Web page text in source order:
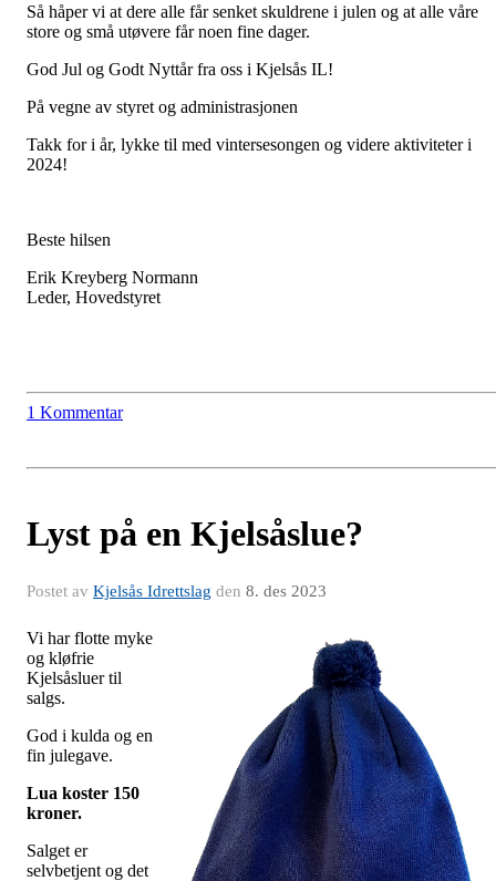
Så håper vi at dere alle får senket skuldrene i julen og at alle våre
store og små utøvere får noen fine dager.
God Jul og Godt Nyttår fra oss i Kjelsås IL!
På vegne av styret og administrasjonen
Takk for i år, lykke til med vintersesongen og videre aktiviteter i
2024!
Beste hilsen
Erik Kreyberg Normann
Leder, Hovedstyret
1 Kommentar
Lyst på en Kjelsåslue?
Postet av Kjelsås Idrettslag den 8. des 2023
Vi har flotte myke
og kløfrie
Kjelsåsluer til
salgs.
God i kulda og en
fin julegave.
Lua koster 150
kroner.
Salget er
selvbetjent og det